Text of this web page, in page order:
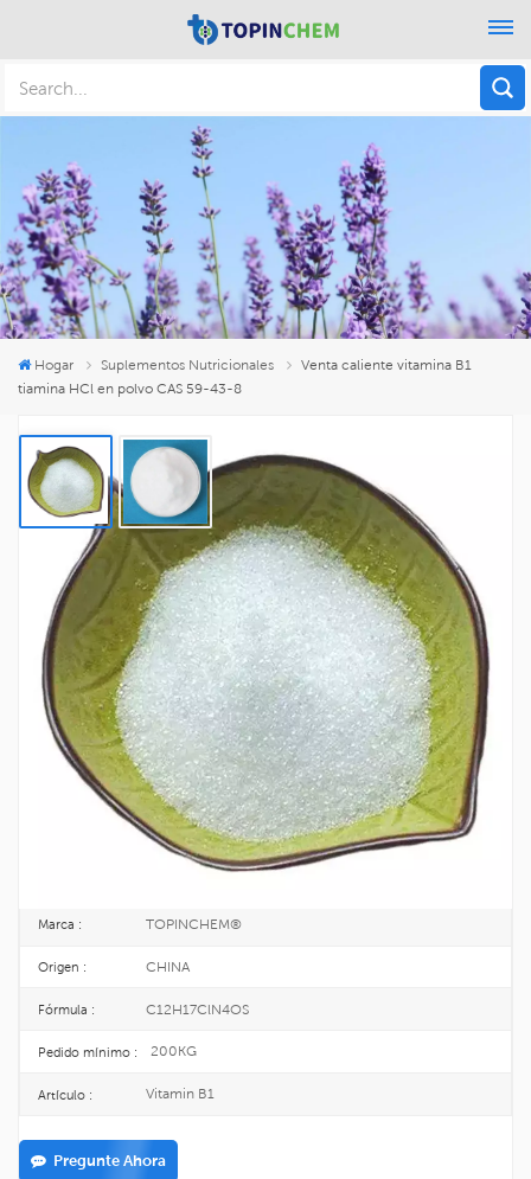
Hogar Suplementos Nutricionales
Venta caliente vitamina B1
tiamina HCl en polvo CAS 59-43-8
Venta Caliente Vitamina B1 Tiamina HCl
En Polvo CAS 59-43-8
La vitamina B1 también se llama tiamina o combate las vitaminas contra la
neuritis o la resistencia al beriberi, cristal blanco, la presencia de oxidantes
fácilmente por la tiamina deshidrogenación oxidativa, que aparece con
fluorescencia azul bajo la irradiación ultravioleta.
No CAS. : 59-43-8
200-425-3
Marca : TOPINCHEM®
Origen : CHINA
Fórmula : C12H17ClN4OS
Pedido mínimo : 200KG
Artículo : Vitamin B1
Pregunte Ahora